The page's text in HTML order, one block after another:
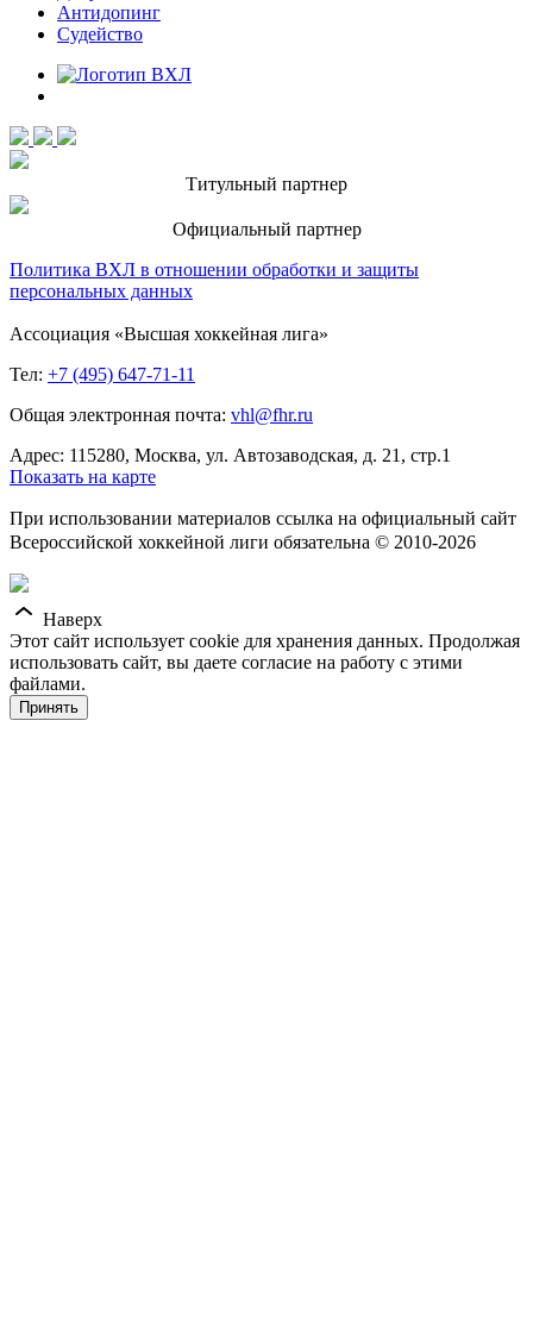
Антидопинг
Судейство
Титульный партнер
Официальный партнер
Политика ВХЛ в отношении обработки и защиты
персональных данных
Ассоциация «Высшая хоккейная лига»
Тел: +7 (495) 647-71-11
Общая электронная почта: vhl@fhr.ru
Адрес: 115280, Москва, ул. Автозаводская, д. 21, стр.1
Показать на карте
При использовании материалов ссылка на официальный сайт
Всероссийской хоккейной лиги обязательна © 2010-2026
Наверх
Этот сайт использует cookie для хранения данных. Продолжая
использовать сайт, вы даете согласие на работу с этими
файлами.
Принять